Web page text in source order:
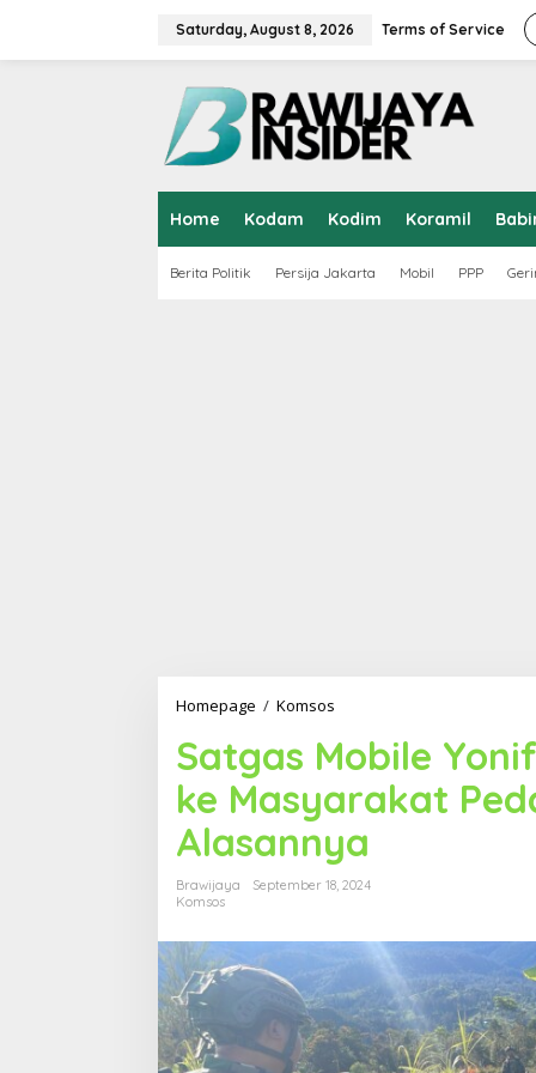
Saturday, August 8, 2026 Terms of Service
Home Kodam Kodim Koramil
Berita Politik Persija Jakarta Mobil PPP
Homepage / Komsos
t
g
a
s
M
o
b
e
n
i
f
Satgas Mobile
ke Masyarakat
Alasannya
Brawijaya
September 18, 2024
Komsos